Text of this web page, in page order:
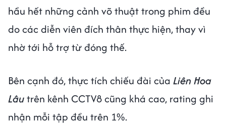
hầu hết những cảnh võ thuật trong phim đều
do các diễn viên đích thân thực hiện, thay vì
nhờ tới hỗ trợ từ đóng thế.
Bên cạnh đó, thực tích chiếu đài của Liên Hoa
Lâutrên kênh CCTV8 cũng khá cao, rating ghi
nhận mỗi tập đều trên 1%.